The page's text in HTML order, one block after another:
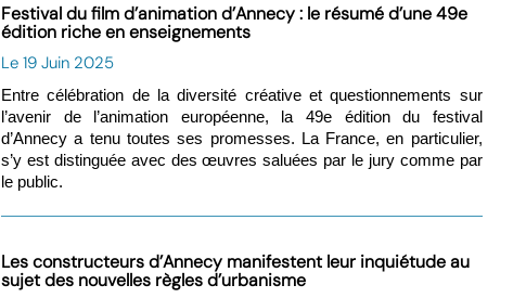
Festival du film d’animation d’Annecy : le résumé d’une 49e
édition riche en enseignements
Le 19 Juin 2025
Entre célébration de la diversité créative et questionnements sur
l’avenir de l’animation européenne, la 49e édition du festival
d’Annecy a tenu toutes ses promesses. La France, en particulier,
s’y est distinguée avec des œuvres saluées par le jury comme par
le public.
Les constructeurs d’Annecy manifestent leur inquiétude au
sujet des nouvelles règles d’urbanisme